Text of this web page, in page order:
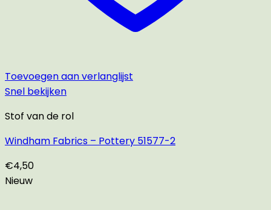
Toevoegen aan verlanglijst
Snel bekijken
Stof van de rol
Windham Fabrics – Pottery 51577-2
€4,50
Nieuw